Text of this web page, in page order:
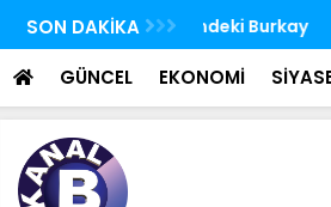
SON DAKİKA
Burkay
TBMM Genel
seçim yapıldı
GÜNCEL EKONOMİ